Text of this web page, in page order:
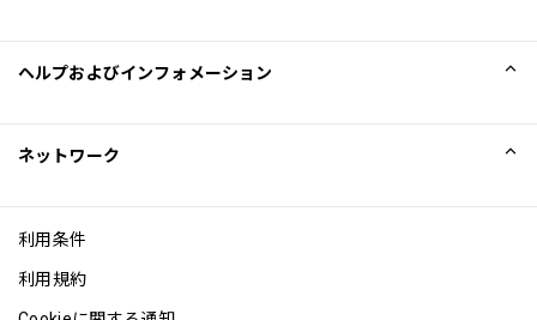
Excellence Awards
ブログ
ヘルプおよびインフォメーション
ネットワーク
利用条件
利用規約